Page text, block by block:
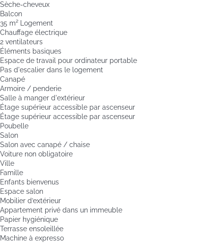
Sèche-cheveux
Balcon
35 m² Logement
Chauffage électrique
2 ventilateurs
Éléments basiques
Espace de travail pour ordinateur portable
Pas d'escalier dans le logement
Canapé
Armoire / penderie
Salle à manger d'extérieur
Étage supérieur accessible par ascenseur
Étage supérieur accessible par ascenseur
Poubelle
Salon
Salon avec canapé / chaise
Voiture non obligatoire
Ville
Famille
Enfants bienvenus
Espace salon
Mobilier d’extérieur
Appartement privé dans un immeuble
Papier hygiénique
Terrasse ensoleillée
Machine à expresso